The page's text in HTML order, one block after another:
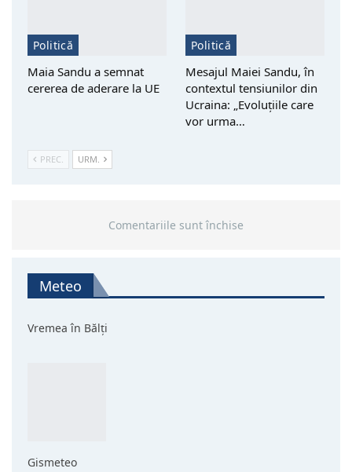
Politică
Maia Sandu a semnat
cererea de aderare la UE
Politică
Mesajul Maiei Sandu, în
contextul tensiunilor din
Ucraina: „Evoluțiile care
vor urma…
PREC. URM.
Comentariile sunt închise
Meteo
Vremea în Bălți
Gismeteo